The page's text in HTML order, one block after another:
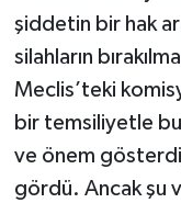
şiddetin bir hak
silahların
Meclis’teki
bir temsiliyetle
ve önem
gördü. Ancak şu